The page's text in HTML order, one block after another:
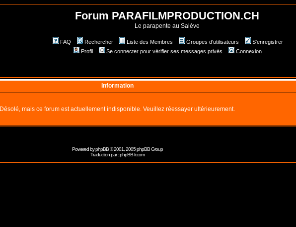
Forum PARAFILMPRODUCTION.CH
Le parapente au Salève
FAQ Rechercher Liste des Membres Groupes d'utilisateurs
S'enregistrer
Profil
Se connecter pour vérifier ses messages privés Connexion
Information
Désolé, mais ce forum est actuellement indisponible. Veuillez réessayer ultérieurement.
Powered byphpBB© 2001, 2005 phpBB Group
Traduction par :phpBB-fr.com